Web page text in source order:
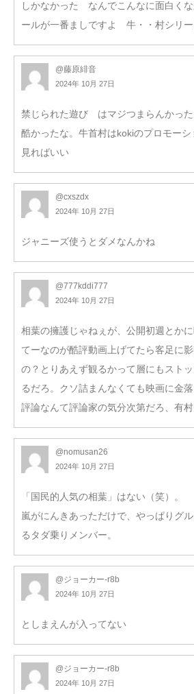
しかなかった なんでこんなに面白く
ールが一番ましですよ 牛・・村シリー
@藤原緋音
2024年 10月 27日
禁じられた遊び はマジつまらんかっ
酷かったな。牛首村はkokiのプロモーシ
見ればいい
@cxszdx
2024年 10月 27日
ジャニーズ使うとダメなんかね
@777kddi777
2024年 10月 27日
相葉の擁護じゃねぇが、公開初週とか
てーなのが酷評動画上げてたら客足に
の？とりあえず観るかって層にもスト
るだろ。クソ詰まんなくても映画に金
評論なんて評論家の気分次第だろ、有
@nomusan26
2024年 10月 27日
「国民的人気の相葉」はない（笑）。
嵐がにんきあっただけで、やっぱりグ
るタダ乗りメンバー。
@ジョーカー-r8b
2024年 10月 27日
としまえんが入ってない
@ジョーカー-r8b
2024年 10月 27日